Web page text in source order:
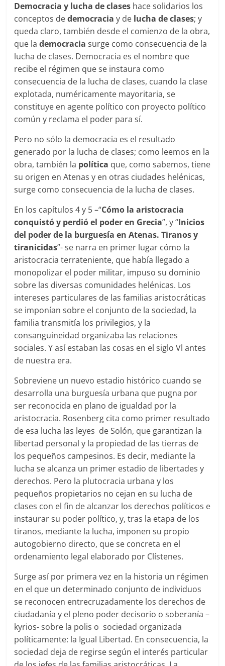
Democracia y lucha de clases hace solidarios los
conceptos dedemocracia y de lucha de clases; y
queda claro, también desde el comienzo de la obra,
que lademocracia surge como consecuencia de la
lucha de clases. Democracia es el nombre que
recibe el régimen que se instaura como
consecuencia de la lucha de clases, cuando la clase
explotada, numéricamente mayoritaria, se
constituye en agente político con proyecto político
común y reclama el poder para sí.
Pero no sólo la democracia es el resultado
generado por la lucha de clases; como leemos en la
obra, también la política que, como sabemos, tiene
su origen en Atenas y en otras ciudades helénicas,
surge como consecuencia de la lucha de clases.
En los capítulos 4 y 5 –“Cómo la aristocracia
conquistó y perdió el poder en Grecia”, y “Inicios
del poder de la burguesía en Atenas. Tiranos y
tiranicidas”- se narra en primer lugar cómo la
aristocracia terrateniente, que había llegado a
monopolizar el poder militar, impuso su dominio
sobre las diversas comunidades helénicas. Los
intereses particulares de las familias aristocráticas
se imponían sobre el conjunto de la sociedad, la
familia transmitía los privilegios, y la
consanguineidad organizaba las relaciones
sociales. Y así estaban las cosas en el siglo Vl antes
de nuestra era.
Sobreviene un nuevo estadio histórico cuando se
desarrolla una burguesía urbana que pugna por
ser reconocida en plano de igualdad por la
aristocracia. Rosenberg cita como primer resultado
de esa lucha las leyes de Solón, que garantizan la
libertad personal y la propiedad de las tierras de
los pequeños campesinos. Es decir, mediante la
lucha se alcanza un primer estadio de libertades y
derechos. Pero la plutocracia urbana y los
pequeños propietarios no cejan en su lucha de
clases con el fin de alcanzar los derechos políticos e
instaurar su poder político, y, tras la etapa de los
tiranos, mediante la lucha, imponen su propio
autogobierno directo, que se concreta en el
ordenamiento legal elaborado por Clístenes.
Surge así por primera vez en la historia un régimen
en el que un determinado conjunto de individuos
se reconocen entrecruzadamente los derechos de
ciudadanía y el pleno poder decisorio o soberanía –
kyrios- sobre la polis o sociedad organizada
políticamente: la Igual Libertad. En consecuencia, la
sociedad deja de regirse según el interés particular